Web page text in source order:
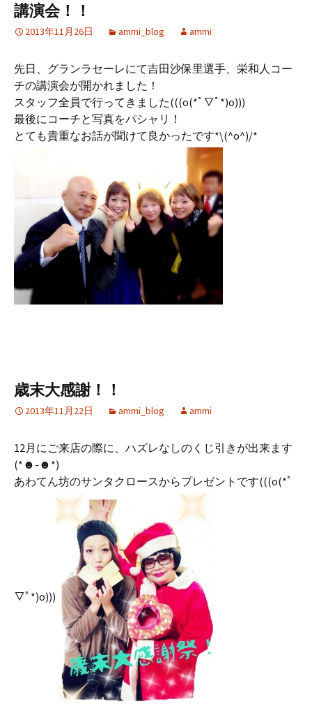
講演会！！
2013年11月26日 ammi_blog ammi
先日、グランラセーレにて吉田沙保里選手、栄和人コー
チの講演会が開かれました！
スタッフ全員で行ってきました(((o(*ﾟ▽ﾟ*)o)))
最後にコーチと写真をパシャリ！
とても貴重なお話が聞けて良かったです*\(^o^)/*
歳末大感謝！！
2013年11月22日 ammi_blog ammi
12月にご来店の際に、ハズレなしのくじ引きが出来ます
(*☻-☻*)
あわてん坊のサンタクロースからプレゼントです(((o(*ﾟ
▽ﾟ*)o)))